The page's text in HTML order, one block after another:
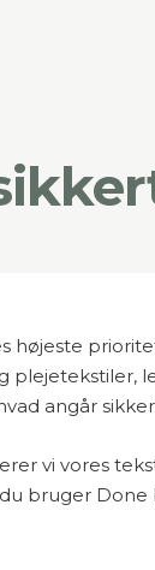
højeste
plejetekstiler,
angår
vi vores
du bruger